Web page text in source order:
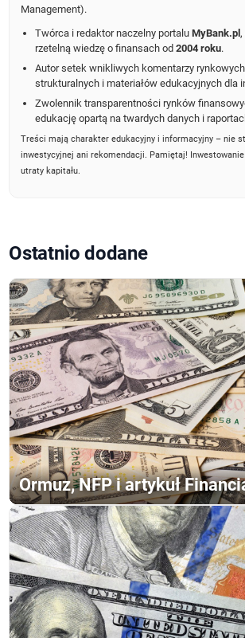
Management).
Twórca i redaktor naczelny portaluMyBank.pl
rzetelną wiedzę o finansach od2004 roku.
Autor setek wnikliwych komentarzy
strukturalnych i materiałów edukacyjnych dla
Zwolennik transparentności rynków
edukację opartą na twardych danych i
Treści mają charakter edukacyjny i informacyjny – nie
inwestycyjnej ani rekomendacji. Pamiętaj!
utraty kapitału.
Ostatnio dodane
Ormuz, NFP i artykuł